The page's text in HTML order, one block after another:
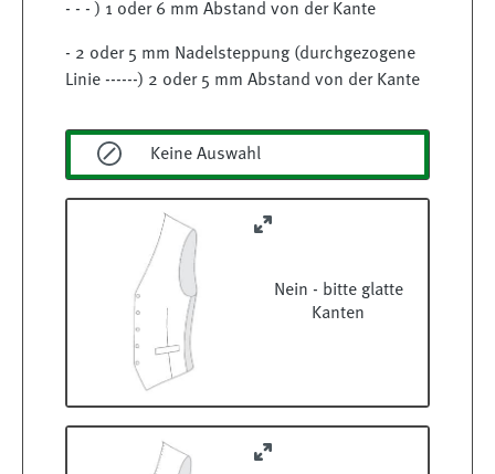
- - - ) 1 oder 6 mm Abstand von der Kante
- 2 oder 5 mm Nadelsteppung (durchgezogene
Linie ------) 2 oder 5 mm Abstand von der Kante
Keine Auswahl
Nein - bitte glatte
Kanten